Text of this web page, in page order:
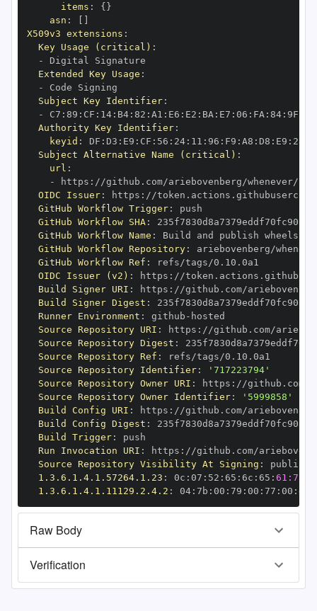
items : { }
asn :
X509v3 extensions :
Key Usage (critical) :
-
Extended Key Usage :
-
Subject Key Identifier:
-
C7 : 89 : CF : 14: B4: 82 : A1 : E6 : E2 : BA : E7 : 06 : FA : 84: 9F
Authority Key Identifier:
keyid : DF : D3 : E9 : CF : 56 : 24: 11 : 96 : F9 : A8 : D8 : E9 : 28
Subject Alternative Name (critical) :
url :
-
https :
OIDC Issuer: https :
GitHub Workflow Trigger:
GitHub Workflow SHA:
GitHub Workflow Name :
GitHub Workflow Repository:
GitHub Workflow Ref :
OIDC Issuer (v2) : https :
Build Signer URI : https :
Build Signer Digest :
Runner Environment : github -
Source Repository URI : https :
Source Repository Digest :
Source Repository Ref :
Source Repository Identifier:
'717223794'
Source Repository Owner URI : https :
Source Repository Owner Identifier:
'5999858'
Build Config URI : https :
Build Config Digest :
Build Trigger:
Run Invocation URI : https :
Source Repository Visibility At Signing :
1.3.6.1.4.1.57264.1.23 : 0c : 07 : 52 : 65 : 6c : 65 :
1.3.6.1.4.1.11129.2.4.2 : 04: 7b : 00 : 79 : 00 : 77 : 00 : dd
Raw Body
Verification